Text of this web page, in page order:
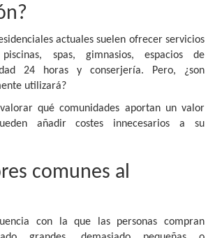
actuales suelen ofrecer servicios
spas, gimnasios, espacios de
24 horas y conserjería. Pero, ¿son
utilizará?
qué comunidades aportan un valor
añadir costes innecesarios a su
comunes al
con la que las personas compran